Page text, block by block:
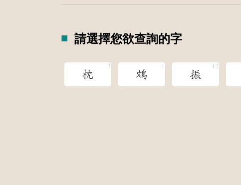
請選擇您欲查詢的字
枕 鴆 振